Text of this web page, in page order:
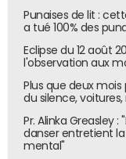
Punaises de lit :
a tué 100% des
Eclipse du 12 août
l'observation aux
Plus que deux mois
du silence,
Pr. Alinka Greasley
danser entretient
mental"